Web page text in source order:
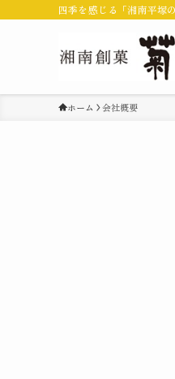
四季を感じる「湘南平塚
ホーム 会社概要